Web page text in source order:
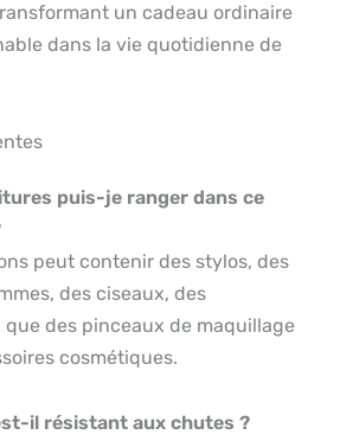
un cadeau ordinaire
dans la vie quotidienne de
puis-je ranger dans ce
peut contenir des stylos, des
des ciseaux, des
que des pinceaux de maquillage
cosmétiques.
il résistant aux chutes ?